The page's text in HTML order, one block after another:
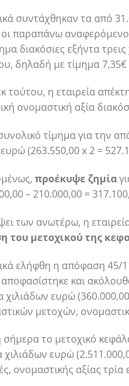
συντάχθηκαν τα από
παραπάνω
διακόσιες εξήντα
δηλαδή με τίμημα
τούτου, η εταιρεία
ονομαστική αξία
τίμημα για την
(263.550,00 x 2 =
προέκυψε ζημία
– 210.000,00 =
των ανωτέρω, η
του μετοχικού της
ελήφθη η απόφαση 45/
και
χιλιάδων ευρώ
μετοχών,
το μετοχικό
χιλιάδων ευρώ
ονομαστικής αξίας